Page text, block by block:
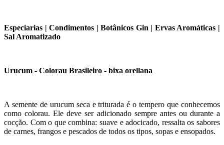
Especiarias | Condimentos | Botânicos Gin | Ervas Aromáticas |
Sal Aromatizado
Urucum - Colorau Brasileiro - bixa orellana
A semente de urucum seca e triturada é o tempero que conhecemos
como colorau. Ele deve ser adicionado sempre antes ou durante a
cocção. Com o que combina: suave e adocicado, ressalta os sabores
de carnes, frangos e pescados de todos os tipos, sopas e ensopados.